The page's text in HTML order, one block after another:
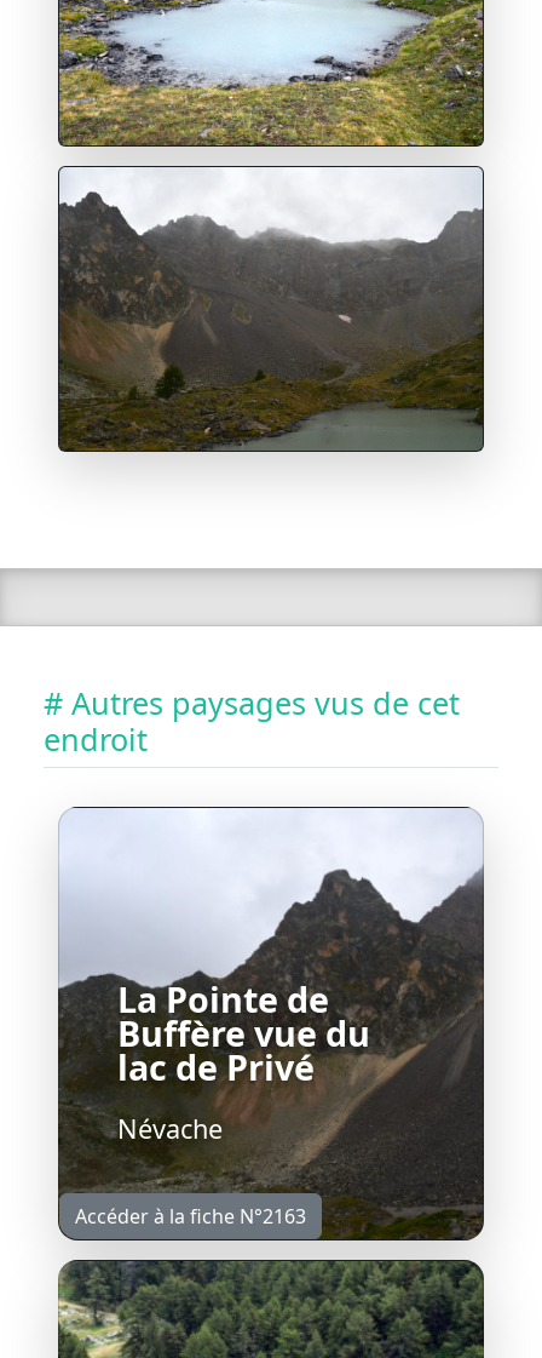
# Autres paysages vus de cet
endroit
La Pointe de
Buffère vue du
lac de Privé
Névache
Accéder à la fiche N°2163